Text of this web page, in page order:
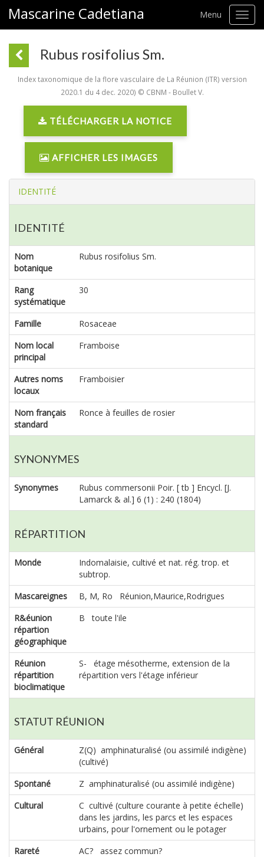
Mascarine Cadetiana Menu
Rubus rosifolius Sm.
Index taxonomique de la flore vasculaire de La Réunion (ITR) version
2020.1 du 4 dec. 2020) © CBNM - Boullet V.
TÉLÉCHARGER LA NOTICE
AFFICHER LES IMAGES
IDENTITÉ
IDENTITÉ
Nom
botanique
Rubus rosifolius Sm.
Rang
systématique
30
Famille
Rosaceae
Nom local
principal
Framboise
Autres noms
locaux
Framboisier
Nom français
standard
Ronce à feuilles de rosier
SYNONYMES
Synonymes
Rubus commersonii Poir. [ tb ] Encycl. [J.
Lamarck & al.] 6 (1) : 240 (1804)
RÉPARTITION
Monde
Indomalaisie, cultivé et nat. rég. trop. et
subtrop.
Mascareignes
B, M, Ro Réunion,Maurice,Rodrigues
R&éunion
répartion
géographique
B toute l'ile
Réunion
répartition
bioclimatique
S- étage mésotherme, extension de la
répartition vers l'étage inférieur
STATUT RÉUNION
Général
Z(Q) amphinaturalisé (ou assimilé indigène)
(cultivé)
Spontané
Z amphinaturalisé (ou assimilé indigène)
Cultural
C cultivé (culture courante à petite échelle)
dans les jardins, les parcs et les espaces
urbains, pour l'ornement ou le potager
Rareté
AC? assez commun?